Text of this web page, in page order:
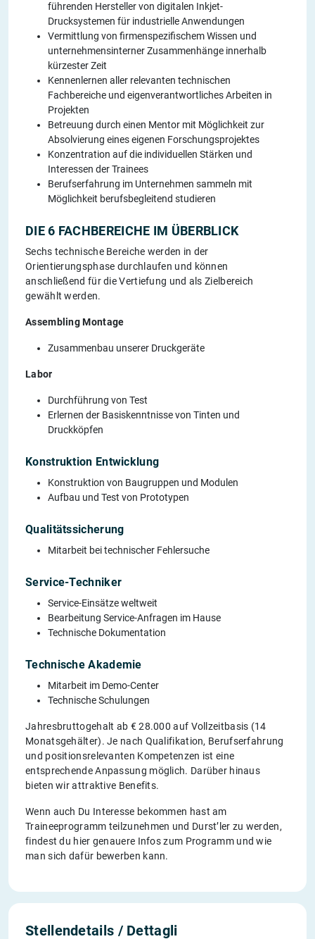
führenden Hersteller von digitalen Inkjet-
Drucksystemen für industrielle Anwendungen
Vermittlung von firmenspezifischem Wissen und
unternehmensinterner Zusammenhänge innerhalb
kürzester Zeit
Kennenlernen aller relevanten technischen
Fachbereiche und eigenverantwortliches Arbeiten in
Projekten
Betreuung durch einen Mentor mit Möglichkeit zur
Absolvierung eines eigenen Forschungsprojektes
Konzentration auf die individuellen Stärken und
Interessen der Trainees
Berufserfahrung im Unternehmen sammeln mit
Möglichkeit berufsbegleitend studieren
DIE 6 FACHBEREICHE IM ÜBERBLICK
Sechs technische Bereiche werden in der
Orientierungsphase durchlaufen und können
anschließend für die Vertiefung und als Zielbereich
gewählt werden.
Assembling Montage
Zusammenbau unserer Druckgeräte
Labor
Durchführung von Test
Erlernen der Basiskenntnisse von Tinten und
Druckköpfen
Konstruktion Entwicklung
Konstruktion von Baugruppen und Modulen
Aufbau und Test von Prototypen
Qualitätssicherung
Mitarbeit bei technischer Fehlersuche
Service-Techniker
Service-Einsätze weltweit
Bearbeitung Service-Anfragen im Hause
Technische Dokumentation
Technische Akademie
Mitarbeit im Demo-Center
Technische Schulungen
Jahresbruttogehalt ab € 28.000 auf Vollzeitbasis (14
Monatsgehälter). Je nach Qualifikation, Berufserfahrung
und positionsrelevanten Kompetenzen ist eine
entsprechende Anpassung möglich. Darüber hinaus
bieten wir attraktive Benefits.
Wenn auch Du Interesse bekommen hast am
Traineeprogramm teilzunehmen und Durst’ler zu werden,
findest du hier genauere Infos zum Programm und wie
man sich dafür bewerben kann.
Stellendetails / Dettagli